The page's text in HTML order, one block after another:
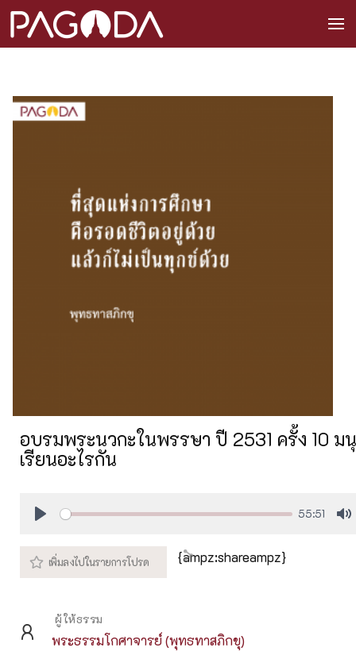
อบรมพระนวกะในพรรษา ปี 2531 ครั้ง 10 ม
เรียนอะไรกัน
55:51
{ampz:shareampz}
ผู้ให้ธรรม
พระธรรมโกศาจารย์ (พุทธทาสภิกขุ)